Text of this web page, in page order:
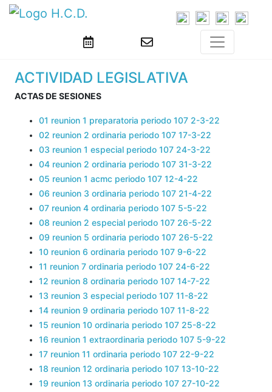
ACTIVIDAD LEGISLATIVA
ACTAS DE SESIONES
01 reunion 1 preparatoria periodo 107 2-3-22
02 reunion 2 ordinaria periodo 107 17-3-22
03 reunion 1 especial periodo 107 24-3-22
04 reunion 2 ordinaria periodo 107 31-3-22
05 reunion 1 acmc periodo 107 12-4-22
06 reunion 3 ordinaria periodo 107 21-4-22
07 reunion 4 ordinaria periodo 107 5-5-22
08 reunion 2 especial periodo 107 26-5-22
09 reunion 5 ordinaria periodo 107 26-5-22
10 reunion 6 ordinaria periodo 107 9-6-22
11 reunion 7 ordinaria periodo 107 24-6-22
12 reunion 8 ordinaria periodo 107 14-7-22
13 reunion 3 especial periodo 107 11-8-22
14 reunion 9 ordinaria periodo 107 11-8-22
15 reunion 10 ordinaria periodo 107 25-8-22
16 reunion 1 extraordinaria periodo 107 5-9-22
17 reunion 11 ordinaria periodo 107 22-9-22
18 reunion 12 ordinaria periodo 107 13-10-22
19 reunion 13 ordinaria periodo 107 27-10-22